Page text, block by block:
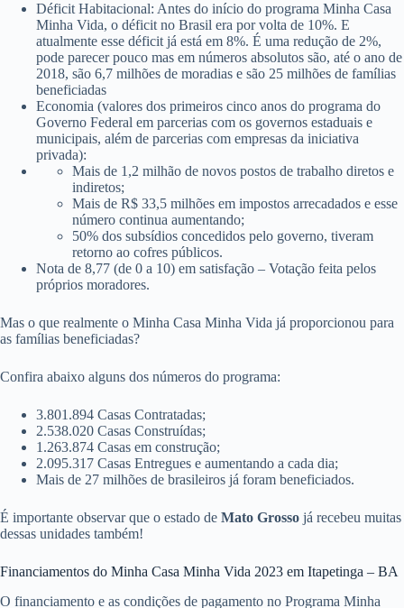
Déficit Habitacional: Antes do início do programa Minha Casa
Minha Vida, o déficit no Brasil era por volta de 10%. E
atualmente esse déficit já está em 8%. É uma redução de 2%,
pode parecer pouco mas em números absolutos são, até o ano de
2018, são 6,7 milhões de moradias e são 25 milhões de famílias
beneficiadas
Economia (valores dos primeiros cinco anos do programa do
Governo Federal em parcerias com os governos estaduais e
municipais, além de parcerias com empresas da iniciativa
privada):
Mais de 1,2 milhão de novos postos de trabalho diretos e
indiretos;
Mais de R$ 33,5 milhões em impostos arrecadados e esse
número continua aumentando;
50% dos subsídios concedidos pelo governo, tiveram
retorno ao cofres públicos.
Nota de 8,77 (de 0 a 10) em satisfação – Votação feita pelos
próprios moradores.
Mas o que realmente o Minha Casa Minha Vida já proporcionou para
as famílias beneficiadas?
Confira abaixo alguns dos números do programa:
3.801.894 Casas Contratadas;
2.538.020 Casas Construídas;
1.263.874 Casas em construção;
2.095.317 Casas Entregues e aumentando a cada dia;
Mais de 27 milhões de brasileiros já foram beneficiados.
É importante observar que o estado de Mato Grosso já recebeu muitas
dessas unidades também!
Financiamentos do Minha Casa Minha Vida 2023 em Itapetinga – BA
O financiamento e as condições de pagamento no Programa Minha